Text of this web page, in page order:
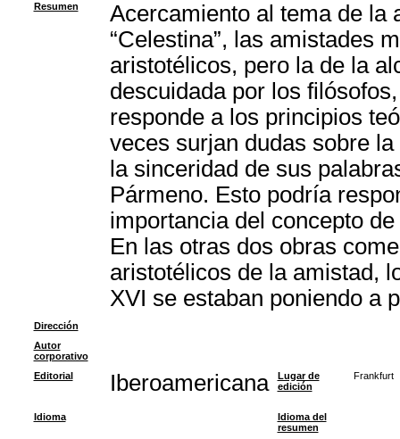
Resumen
Acercamiento al tema de la
“Celestina”, las amistades
aristotélicos, pero la de la
descuidada por los
responde a los principios
veces surjan dudas sobre
la sinceridad de sus
Pármeno. Esto podría
importancia del concepto
En las otras dos obras
aristotélicos de la amistad,
XVI se estaban poniendo a
Dirección
Autor
corporativo
Editorial
Iberoamericana
Lugar de
edición
Frankfurt
Idioma
Idioma del
resumen